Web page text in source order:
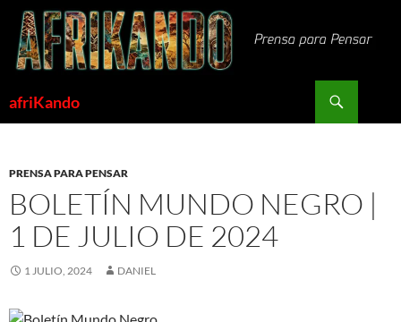
Saltar
contenido
afriKando
PRENSA PARA PENSAR
BOLETÍN MUNDO NEGRO |
1 DE JULIO DE 2024
1 JULIO, 2024 DANIEL